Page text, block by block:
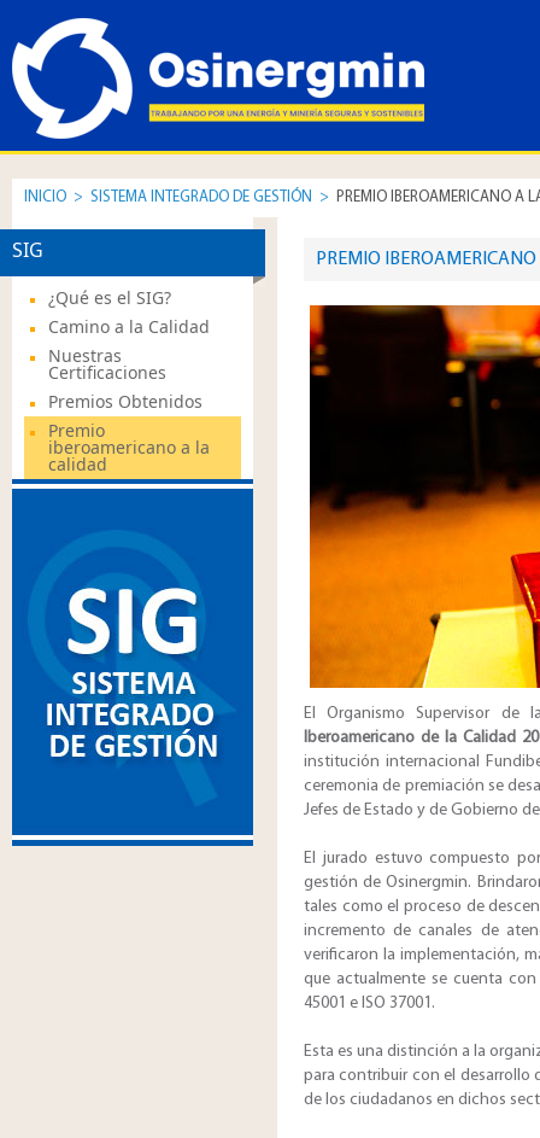
INICIO > SISTEMA INTEGRADO DE GESTIÓN > PREMIO IBEROAMERICANO A
¿Qué es el SIG?
Camino a la Calidad
Nuestras
Certificaciones
Premios Obtenidos
Premio
iberoamericano a la
calidad
SIG PREMIO
El Organismo Supervisor de
Iberoamericano de la Calidad
institución internacional
ceremonia de premiación se
Jefes de Estado y de Gobierno
El jurado estuvo compuesto
gestión de Osinergmin.
tales como el proceso de
incremento de canales de
verificaron la implementación,
que actualmente se cuenta con
45001 e ISO 37001.
Esta es una distinción a la
para contribuir con el desarrollo
de los ciudadanos en dichos